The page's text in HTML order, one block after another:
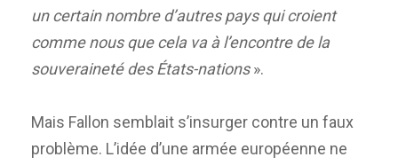
un certain nombre d’autres pays qui croient
comme nous que cela va à l’encontre de la
souveraineté des États-nations».
Mais Fallon semblait s’insurger contre un faux
problème. L’idée d’une armée européenne ne